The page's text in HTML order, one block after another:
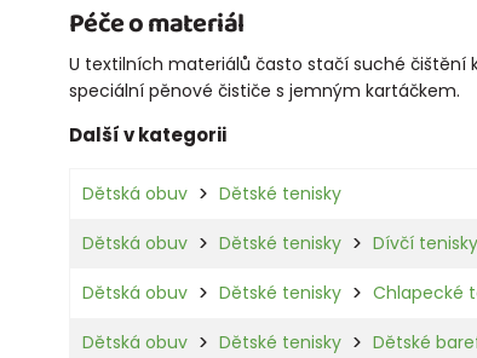
Péče o materiál
U textilních materiálů často stačí suché čištění
speciální pěnové čističe s jemným kartáčkem.
Další v kategorii
Dětská obuv Dětské tenisky
Dětská obuv Dětské tenisky Dívčí tenisky
Dětská obuv Dětské tenisky Chlapecké
Dětská obuv Dětské tenisky Dětské